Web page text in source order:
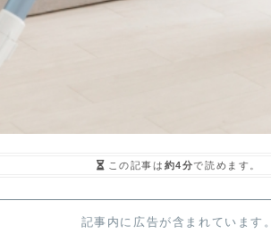
この記事は 約4分で読めます。
記事内に広告が含まれています。